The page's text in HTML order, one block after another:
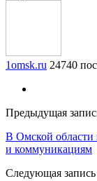
1omsk.ru 24740
Предыдущая
В Омской области
и коммуникациям
Следующая запись